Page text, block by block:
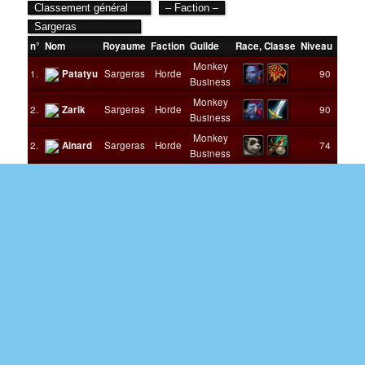
n° Nom Royaume Faction Guilde Race,Classe Niveau
1. Patatyu Sargeras Horde
Monkey
Business
90
2. Zarik Sargeras Horde
Monkey
Business
90
2. Ainard Sargeras Horde
Monkey
Business
74